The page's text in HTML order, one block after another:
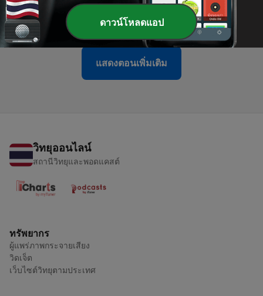
830 - Scary Stories - Scorned
03 ส.ค. 2026
แสดงตอนเพิ่มเติม
วิทยุออนไลน์
สถานีวิทยุและพอดแคสต์
ทรัพยากร
ผู้แพร่ภาพกระจายเสียง
วิดเจ็ต
เว็บไซต์วิทยุตามประเทศ
ดาวน์โหลดแอป